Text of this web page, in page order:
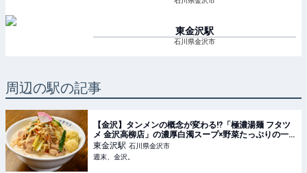
東金沢駅
石川県金沢市
周辺の駅の記事
【金沢】タンメンの概念が変わる!?「極濃湯麺 フタツ
メ 金沢高柳店」の濃厚白濁スープ×野菜たっぷりの一
杯がヤミツキ♡【NEW OPEN】 - 週末、金沢。
東金沢駅 石川県金沢市
週末、金沢。